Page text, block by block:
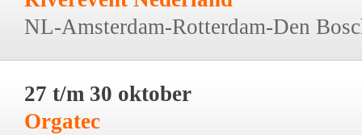
NL-Amsterdam-Rotterdam-Den
27 t/m 30 oktober
Orgatec